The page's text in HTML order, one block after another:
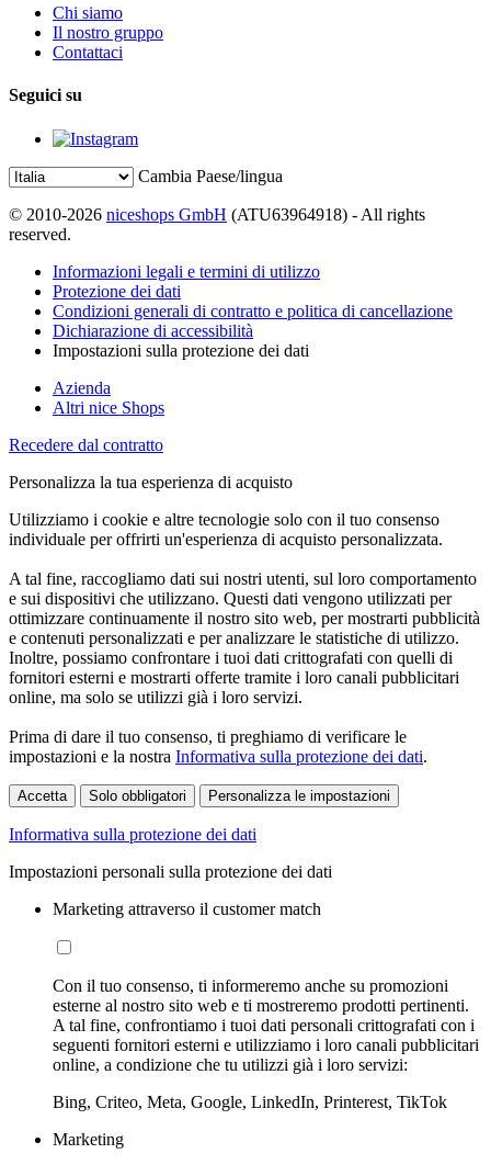
Chi siamo
Il nostro gruppo
Contattaci
Seguici su
Cambia Paese/lingua
© 2010-2026 niceshops GmbH (ATU63964918) - All rights
reserved.
Informazioni legali e termini di utilizzo
Protezione dei dati
Condizioni generali di contratto e politica di cancellazione
Dichiarazione di accessibilità
Impostazioni sulla protezione dei dati
Azienda
Altri nice Shops
Recedere dal contratto
Personalizza la tua esperienza di acquisto
Utilizziamo i cookie e altre tecnologie solo con il tuo consenso
individuale per offrirti un'esperienza di acquisto personalizzata.
A tal fine, raccogliamo dati sui nostri utenti, sul loro comportamento
e sui dispositivi che utilizzano. Questi dati vengono utilizzati per
ottimizzare continuamente il nostro sito web, per mostrarti pubblicità
e contenuti personalizzati e per analizzare le statistiche di utilizzo.
Inoltre, possiamo confrontare i tuoi dati crittografati con quelli di
fornitori esterni e mostrarti offerte tramite i loro canali pubblicitari
online, ma solo se utilizzi già i loro servizi.
Prima di dare il tuo consenso, ti preghiamo di verificare le
impostazioni e la nostra Informativa sulla protezione dei dati.
Accetta Solo obbligatori Personalizza le impostazioni
Informativa sulla protezione dei dati
Impostazioni personali sulla protezione dei dati
Marketing attraverso il customer match
Con il tuo consenso, ti informeremo anche su promozioni
esterne al nostro sito web e ti mostreremo prodotti pertinenti.
A tal fine, confrontiamo i tuoi dati personali crittografati con i
seguenti fornitori esterni e utilizziamo i loro canali pubblicitari
online, a condizione che tu utilizzi già i loro servizi:
Bing, Criteo, Meta, Google, LinkedIn, Printerest, TikTok
Marketing